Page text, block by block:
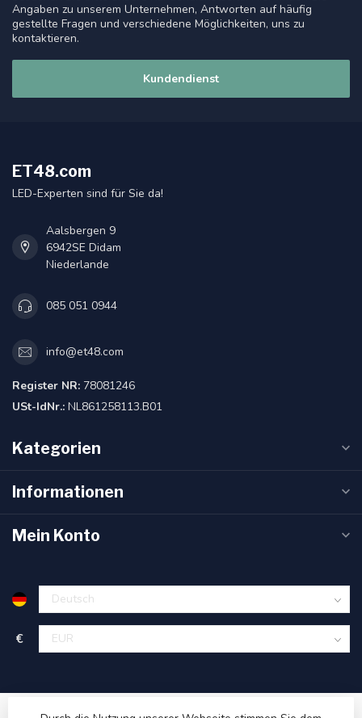
Angaben zu unserem Unternehmen, Antworten auf häufig
gestellte Fragen und verschiedene Möglichkeiten, uns zu
kontaktieren.
Kundendienst
ET48.com
LED-Experten sind für Sie da!
Aalsbergen 9
6942SE Didam
Niederlande
085 051 0944
info@et48.com
Register NR: 78081246
USt-IdNr.: NL861258113.B01
Kategorien
Informationen
Mein Konto
€